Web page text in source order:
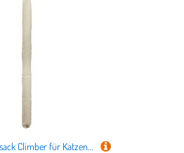
Kerbl Pet Klettersack Climber für Katzen - beige